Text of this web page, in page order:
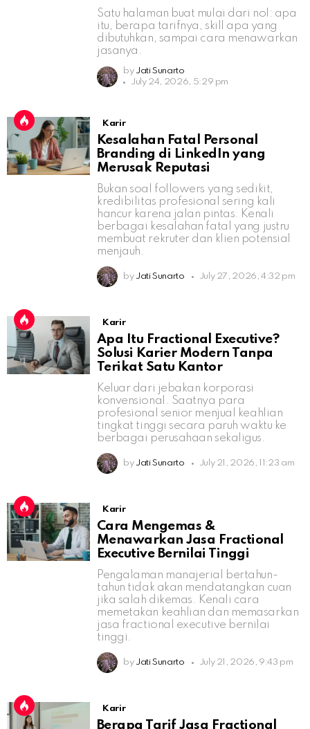
Satu halaman buat mulai dari nol: apa
itu, berapa tarifnya, skill apa yang
dibutuhkan, sampai cara menawarkan
jasanya.
by Jati Sunarto
July 24, 2026, 5:29 pm
Karir
Kesalahan Fatal Personal
Branding di LinkedIn yang
Merusak Reputasi
Bukan soal followers yang sedikit,
kredibilitas profesional sering kali
hancur karena jalan pintas. Kenali
berbagai kesalahan fatal yang justru
membuat rekruter dan klien potensial
menjauh.
by Jati Sunarto July 27, 2026, 4:32 pm
Karir
Apa Itu Fractional Executive?
Solusi Karier Modern Tanpa
Terikat Satu Kantor
Keluar dari jebakan korporasi
konvensional. Saatnya para
profesional senior menjual keahlian
tingkat tinggi secara paruh waktu ke
berbagai perusahaan sekaligus.
by Jati Sunarto July 21, 2026, 11:23 am
Karir
Cara Mengemas &
Menawarkan Jasa Fractional
Executive Bernilai Tinggi
Pengalaman manajerial bertahun-
tahun tidak akan mendatangkan cuan
jika salah dikemas. Kenali cara
memetakan keahlian dan memasarkan
jasa fractional executive bernilai
tinggi.
by Jati Sunarto July 21, 2026, 9:43 pm
Karir
Berapa Tarif Jasa Fractional